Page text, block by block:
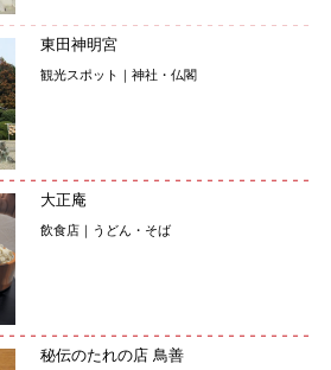
東田神明宮
観光スポット｜神社・仏閣
大正庵
飲食店｜うどん・そば
秘伝のたれの店 鳥善